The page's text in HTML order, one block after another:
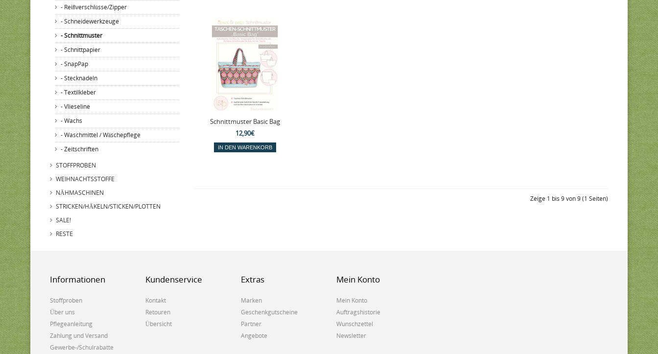
- Reißverschlüsse/Zipper
- Schneidewerkzeuge
- Schnittmuster
- Schnittpapier
- SnapPap
- Stecknadeln
- Textilkleber
- Vlieseline
- Wachs
- Waschmittel / Wäschepflege
- Zeitschriften
STOFFPROBEN
WEIHNACHTSSTOFFE
NÄHMASCHINEN
STRICKEN/HÄKELN/STICKEN/PLOTTEN
SALE!
RESTE
Schnittmuster Basic Bag
12,90€
Zeige 1 bis 9 von 9 (1 Seiten)
Informationen
Stoffproben
Über uns
Pflegeanleitung
Zahlung und Versand
Gewerbe-/Schulrabatte
Kundenservice
Kontakt
Retouren
Übersicht
Extras
Marken
Geschenkgutscheine
Partner
Angebote
Mein Konto
Mein Konto
Auftragshistorie
Wunschzettel
Newsletter